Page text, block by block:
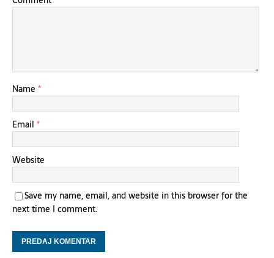
Name *
Email *
Website
Save my name, email, and website in this browser for the
next time I comment.